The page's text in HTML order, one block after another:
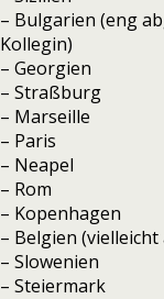
– Bulgarien (eng
Kollegin)
– Georgien
– Straßburg
– Marseille
– Paris
– Neapel
– Rom
– Kopenhagen
– Belgien
– Slowenien
– Steiermark